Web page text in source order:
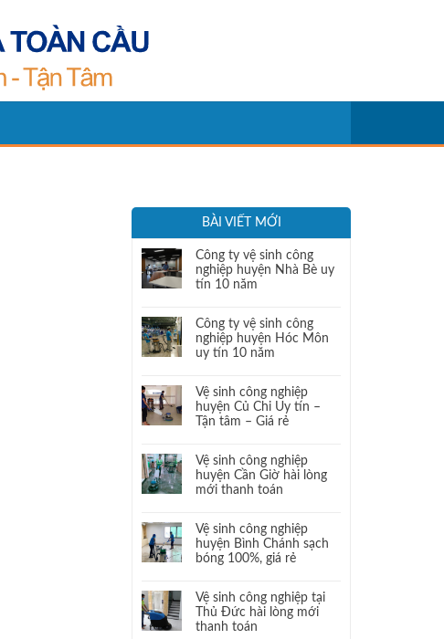
BÀI VIẾT MỚI
Công ty vệ sinh công
nghiệp huyện Nhà Bè uy
tín 10 năm
Công ty vệ sinh công
nghiệp huyện Hóc Môn
uy tín 10 năm
Vệ sinh công nghiệp
huyện Củ Chi Uy tín –
Tận tâm – Giá rẻ
Vệ sinh công nghiệp
huyện Cần Giờ hài lòng
mới thanh toán
Vệ sinh công nghiệp
huyện Bình Chánh sạch
bóng 100%, giá rẻ
Vệ sinh công nghiệp tại
Thủ Đức hài lòng mới
thanh toán